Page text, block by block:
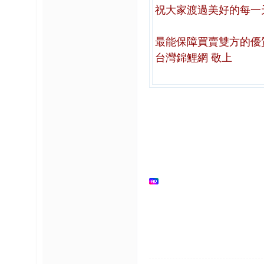
祝大家渡過美好的每一
最能保障買賣雙方的優
台灣錦鯉網 敬上